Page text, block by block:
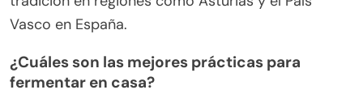
Vasco en España.
¿Cuáles son las mejores prácticas para
fermentar en casa?